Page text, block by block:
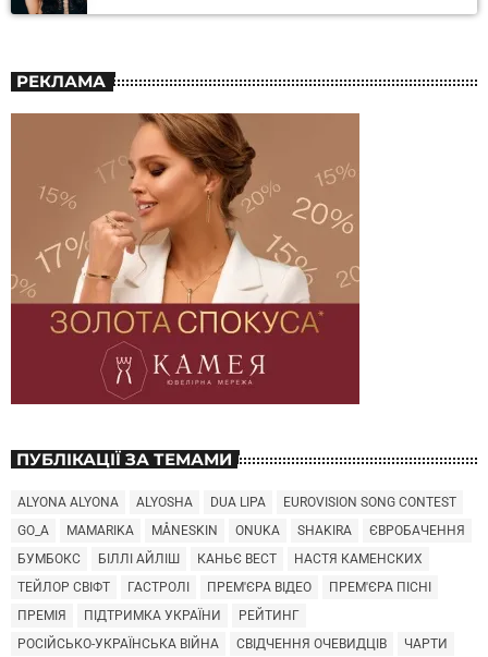
РЕКЛАМА
ПУБЛІКАЦІЇ ЗА ТЕМАМИ
ALYONA ALYONA ALYOSHA DUA LIPA
EUROVISION SONG CONTEST
GO_A
MAMARIKA MÅNESKIN ONUKA SHAKIRA
ЄВРОБАЧЕННЯ
БУМБОКС
БІЛЛІ АЙЛІШ КАНЬЄ ВЕСТ
НАСТЯ КАМЕНСКИХ
ТЕЙЛОР СВІФТ
ГАСТРОЛІ ПРЕМ'ЄРА ВІДЕО
ПРЕМ'ЄРА ПІСНІ
ПРЕМІЯ
ПІДТРИМКА УКРАЇНИ
РЕЙТИНГ
РОСІЙСЬКО-УКРАЇНСЬКА ВІЙНА
СВІДЧЕННЯ ОЧЕВИДЦІВ
ЧАРТИ